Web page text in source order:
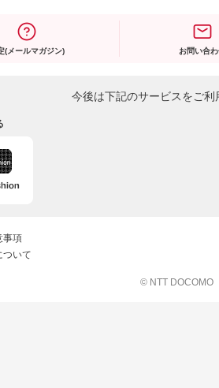
(メールマガジン) お問い合
今後は下記のサービスをご利
事項
ついて
© NTT DOCOMO